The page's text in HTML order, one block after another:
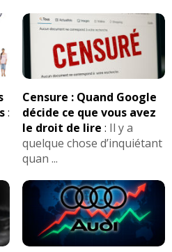
:
Censure : Quand Google
décide ce que vous avez
le droit de lire : Il y a
quelque chose d’inquiétant
quan ...